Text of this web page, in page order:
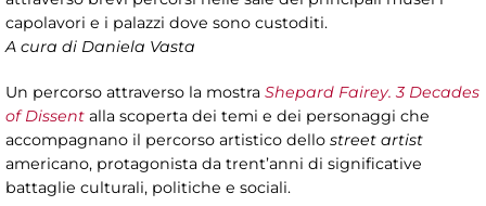
capolavori e i palazzi dove sono custoditi.
A cura di Daniela Vasta
Un percorso attraverso la mostra Shepard Fairey. 3 Decades
of Dissent alla scoperta dei temi e dei personaggi che
accompagnano il percorso artistico dello street artist
americano, protagonista da trent’anni di significative
battaglie culturali, politiche e sociali.